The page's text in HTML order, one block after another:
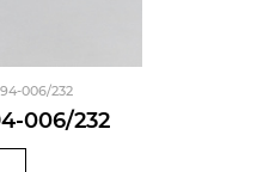
006/232
006/232